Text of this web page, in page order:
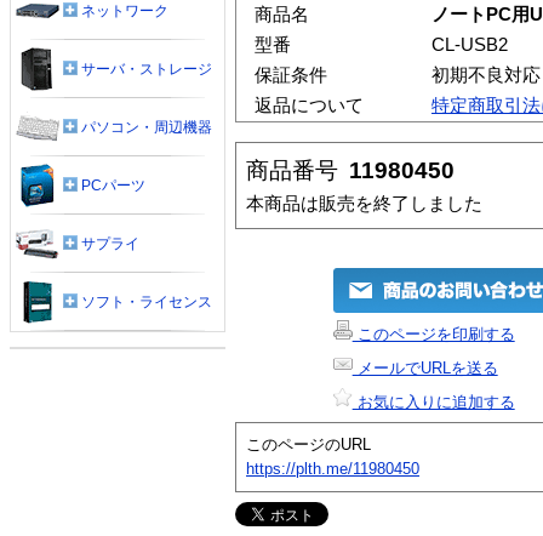
商品名
ノートPC用
型番
CL-USB2
保証条件
初期不良対
返品について
特定商取引
商品番号 11980450
本商品は販売を終了しました
このページを印刷する
メールでURLを送る
お気に入りに追加する
このページのURL
https://plth.me/11980450
ネットワーク
サーバ・ストレージ
パソコン・周辺機器
PCパーツ
サプライ
ソフト・ライセンス